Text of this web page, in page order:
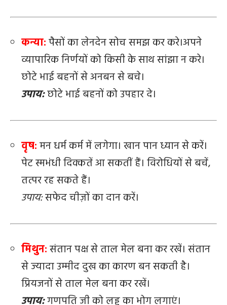
कन्या:पैसों का लेनदेन सोच समझ कर करे।अपने
व्यापारिक निर्णयों को किसी के साथ सांझा न करे।
छोटे भाई बहनों से अनबन से बचे।
उपाय:छोटे भाई बहनों को उपहार दे।
वृष:मन धर्म कर्म में लगेगा। खान पान ध्यान से करें।
पेट स्मभंधी दिक्कतें आ सकतीं हैं। विरोधियों से बचें,
तत्पर रह सकते हैं।
उपाय:सफेद चीज़ों का दान करें।
मिथुन:संतान पक्ष से ताल मेल बना कर रखें। संतान
से ज्यादा उम्मीद दुख का कारण बन सकती है।
प्रियजनों से ताल मेल बना कर रखें।
उपाय:गणपति जी को लड्डू का भोग लगाएं।